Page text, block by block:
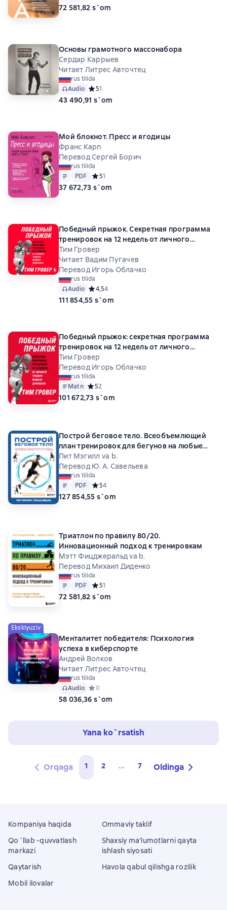
72 581,82 s`om
Основы грамотного массонабора
Сердар Каррыев
Читает Литрес Авточтец
rus tilida
Audio Средний рейтинг 5 на основе 1 оценок
51
43 490,91 s`om
Мой блокнот. Пресс и ягодицы
Франс Карп
Перевод Сергей Борич
rus tilida
Matn
PDF
PDF Средний рейтинг 5 на основе 1 оценок
51
37 672,73 s`om
Победный прыжок. Секретная программа
тренировок на 12 недель от личного
тренера Майкла Джордана
Тим Гровер
Читает Вадим Пугачев
Перевод Игорь Облачко
rus tilida
Audio Средний рейтинг 4,5 на основе 4 оценок
4,54
111 854,55 s`om
Победный прыжок: секретная программа
тренировок на 12 недель от личного
тренера Майкла Джордана
Тим Гровер
Перевод Игорь Облачко
rus tilida
Matn Средний рейтинг 5 на основе 2 оценок
52
101 672,73 s`om
Построй беговое тело. Всеобъемлющий
план тренировок для бегунов на любые
дистанции
Пит Мэгилл va b.
Перевод Ю. А. Савельева
rus tilida
Matn
PDF
PDF Средний рейтинг 5 на основе 4 оценок
54
127 854,55 s`om
Триатлон по правилу 80/20.
Инновационный подход к тренировкам
Мэтт Фицджеральд va b.
Перевод Михаил Диденко
rus tilida
Matn
PDF
PDF Средний рейтинг 5 на основе 1 оценок
51
72 581,82 s`om
Eksklyuziv
Менталитет победителя: Психология
успеха в киберспорте
Андрей Волков
Читает Литрес Авточтец
rus tilida
Audio Средний рейтинг 0 на основе 0 оценок
0
58 036,36 s`om
Yana ko`rsatish
Orqaga 1 2 ... 7 Oldinga
Kompaniya haqida
Qo`llab -quvvatlash
markazi
Qaytarish
Mobil ilovalar
Ommaviy taklif
Shaxsiy ma'lumotlarni qayta
ishlash siyosati
Havola qabul qilishga rozilik